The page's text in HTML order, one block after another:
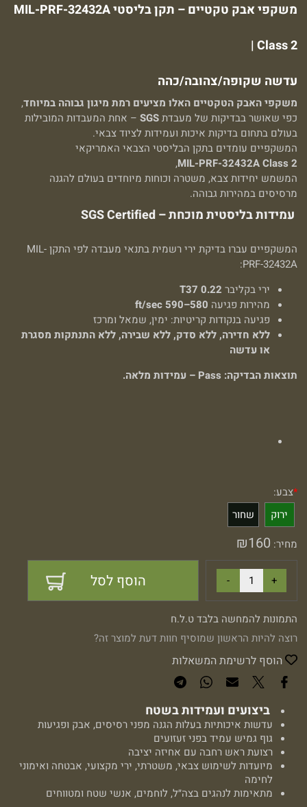
משקפי אבק טקטיים – תקן בליסטי MIL-PRF-32432A
Class 2 |
עדשה שקופה/צהובה/כהה
משקפי האבק הטקטיים האלו מציעים רמת מיגון גבוהה במיוחד,
כפי שאושר בבדיקות של מעבדתSGS – אחת המעבדות המובילות
בעולם בתחום בדיקות איכות ועמידות לציוד צבאי.
המשקפיים עומדים בתקן הבליסטי הצבאי האמריקאי
MIL-PRF-32432A Class 2
,
המשמש יחידות צבא, משטרה וכוחות מיוחדים בעולם להגנה
מרסיסים במהירות גבוהה.
עמידות בליסטית מוכחת – SGS Certified
המשקפיים עברו בדיקת ירי רשמית בתנאי מעבדה לפי התקן MIL-
PRF-32432A:
ירי בקליבר 0.22 T37
מהירות פגיעה 580–590 ft/sec
פגיעה בנקודות קריטיות: ימין, שמאל ומרכז
ללא חדירה, ללא סדק, ללא שבירה, ללא התנתקות מסגרת
או עדשה
תוצאות הבדיקה: Pass – עמידות מלאה.
*צבע:
ירוק
שחור
מחיר:
₪160
הוסף לסל
התמונות להמחשה בלבד ט.ל.ח
רוצה להיות הראשון שמוסיף חוות דעת למוצר זה?
הוסף לרשימת המשאלות
ביצועים ועמידות בשטח
עדשות איכותיות בעלות הגנה מפני רסיסים, אבק ופגיעות
גוף גמיש עמיד בפני זעזועים
רצועת ראש רחבה עם אחיזה יציבה
מיועדות לשימוש צבאי, משטרתי, ירי מקצועי, אבטחה ואימוני
לחימה
מתאימות לנהגים בצה״ל, לוחמים, אנשי שטח ומטווחים